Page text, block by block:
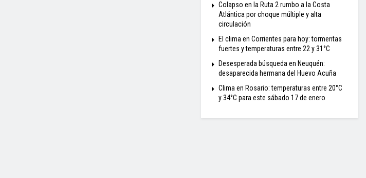
Colapso en la Ruta 2 rumbo a la Costa
Atlántica por choque múltiple y alta
circulación
El clima en Corrientes para hoy: tormentas
fuertes y temperaturas entre 22 y 31°C
Desesperada búsqueda en Neuquén:
desaparecida hermana del Huevo Acuña
Clima en Rosario: temperaturas entre 20°C
y 34°C para este sábado 17 de enero